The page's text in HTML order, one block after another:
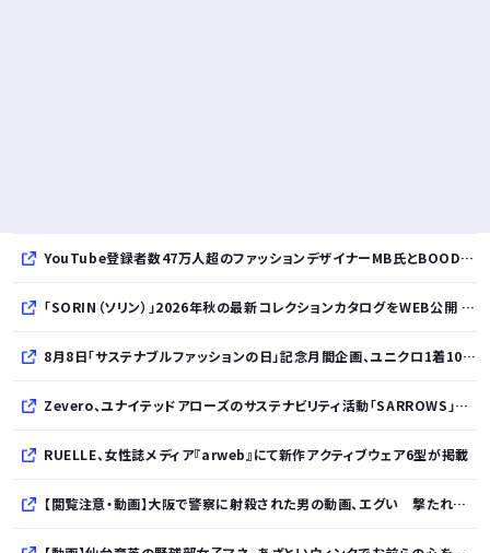
YouTube登録者数47万人超のファッションデザイナーMB氏とBOODYがコラボレーション。極上の着心地を追求した別注Tシャツが8月12日発売開始
「SORIN（ソリン）」2026年秋の最新コレクションカタログをWEB公開 「Paradox in Neutral」をテーマに秩序と反逆が共存する世界観を表現
8月8日「サステナブルファッションの日」記念月間企画、ユニクロ1着100円買取保証とXプレゼントキャンペーンを実施
Zevero、ユナイテッドアローズのサステナビリティ活動「SARROWS」を支援。Scope 3排出量算定の効率化・精緻化を開始
RUELLE、女性誌メディア『arweb』にて新作アクティブウェア6型が掲載
【閲覧注意・動画】大阪で警察に射殺された男の動画、エグい 撃たれてから叫びながら苦しみもがいて死ぬ